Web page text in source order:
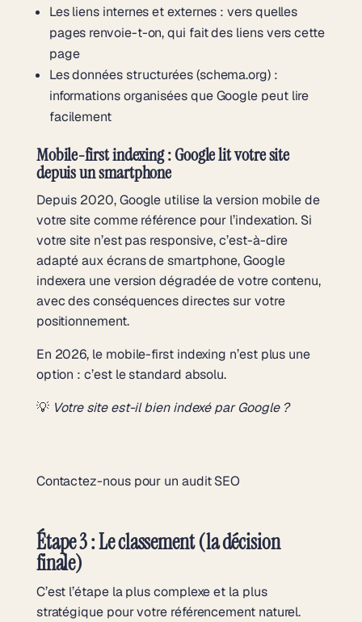
Les liens internes et externes : vers quelles
pages renvoie-t-on, qui fait des liens vers cette
page
Les données structurées (schema.org) :
informations organisées que Google peut lire
facilement
Mobile-first indexing : Google lit votre site
depuis un smartphone
Depuis 2020, Google utilise la version mobile de
votre site comme référence pour l’indexation. Si
votre site n’est pas responsive, c’est-à-dire
adapté aux écrans de smartphone, Google
indexera une version dégradée de votre contenu,
avec des conséquences directes sur votre
positionnement.
En 2026, le mobile-first indexing n’est plus une
option : c’est le standard absolu.
💡 Votre site est-il bien indexé par Google ?
Contactez-nous pour un audit SEO
Étape 3 : Le classement (la décision
finale)
C’est l’étape la plus complexe et la plus
stratégique pour votre référencement naturel.